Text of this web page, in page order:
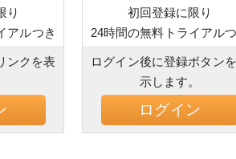
り
アルつき
ンクを表
初回登録に限り
24時間の無料トライアル
ログイン後に登録ボタン
示します。
ログイン